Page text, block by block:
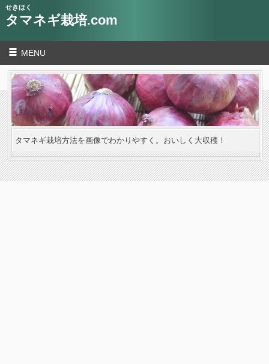
せきほく
タマネギ栽培.com
MENU
タマネギ栽培方法を画像でわかりやすく。おいしく大収穫！